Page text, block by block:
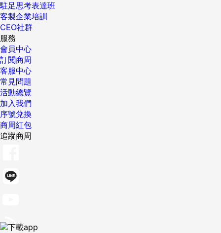
駐足思考表達班
客製企業培訓
CEO社群
服務
會員中心
訂閱商周
客服中心
常見問題
活動總覽
加入我們
序號兌換
商周紅包
追蹤商周